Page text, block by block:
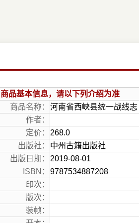
商品基本信息，请以下列介绍为准
商品名称： 河南省西峡县统一战线志
作者：
定价：
268.0
出版社：
中州古籍出版社
出版日期：
2019-08-01
ISBN： 9787534887208
印次：
版次：
装帧：